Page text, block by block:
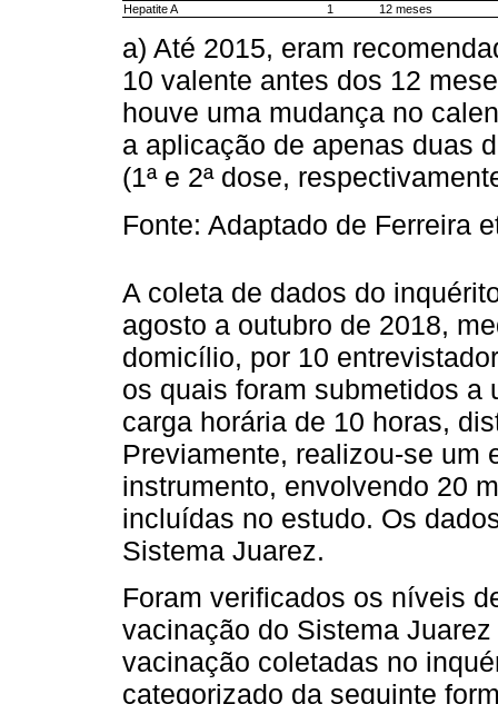
Hepatite A
1 12 meses
a) Até 2015, eram
10 valente antes dos 12
houve uma mudança no
a aplicação de apenas duas
(1ª e 2ª dose,
Fonte: Adaptado de Ferreira
A coleta de dados do
agosto a outubro de 2018,
domicílio, por 10
os quais foram submetidos a
carga horária de 10 horas,
Previamente, realizou-se um
instrumento, envolvendo 20
incluídas no estudo. Os
Sistema Juarez.
Foram verificados os níveis
vacinação do Sistema
vacinação coletadas no
categorizado da seguinte